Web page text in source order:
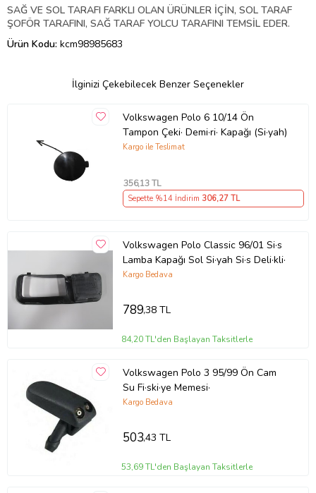
SAĞ VE SOL TARAFI FARKLI OLAN ÜRÜNLER İÇİN, SOL TARAF
ŞOFÖR TARAFINI, SAĞ TARAF YOLCU TARAFINI TEMSİL EDER.
Ürün Kodu: kcm98985683
İlginizi Çekebilecek Benzer Seçenekler
Volkswagen Polo 6 10/14 Ön
Tampon Çeki· Demi·ri· Kapağı (Si·yah)
Kargo ile Teslimat
356,13 TL
Sepette %14 İndirim 306,27 TL
Volkswagen Polo Classic 96/01 Si·s
Lamba Kapağı Sol Si·yah Si·s Deli·kli·
Kargo Bedava
789,38 TL
84,20 TL'den Başlayan Taksitlerle
Volkswagen Polo 3 95/99 Ön Cam
Su Fi·ski·ye Memesi·
Kargo Bedava
503,43 TL
53,69 TL'den Başlayan Taksitlerle